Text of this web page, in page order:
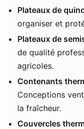
Plateaux de
organiser et
Plateaux de
de qualité
agricoles.
Contenants
Conceptions
la fraîcheur.
Couvercles